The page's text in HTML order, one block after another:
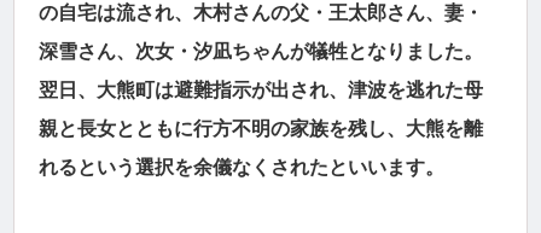
の自宅は流され、木村さんの父・王太郎さん、妻・
深雪さん、次女・汐凪ちゃんが犠牲となりました。
翌日、大熊町は避難指示が出され、津波を逃れた母
親と長女とともに行方不明の家族を残し、大熊を離
れるという選択を余儀なくされたといいます。